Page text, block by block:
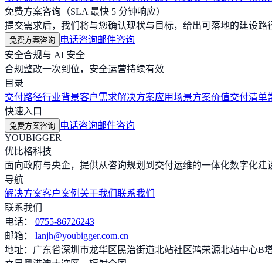
免费方案咨询（SLA 最快 5 分钟响应）
提交需求后，我们将与您确认现状与目标，给出可落地的建设路
免费方案咨询 电话咨询邮件咨询
安全合规与 AI 安全
合规整改一次到位，安全运营持续有效
目录
交付路径行业背景客户需求解决方案应用场景方案价值交付清单
快速入口
免费方案咨询 电话咨询邮件咨询
YOUBIGGER
优比格科技
面向政府与央企，提供从咨询规划到交付运维的一体化数字化
导航
解决方案客户案例 关于我们 联系我们
联系我们
电话：
0755-86726243
邮箱：
lanjh@youbigger.com.cn
地址： 广东省深圳市龙华区民治街道北站社区鸿荣源北站中心B